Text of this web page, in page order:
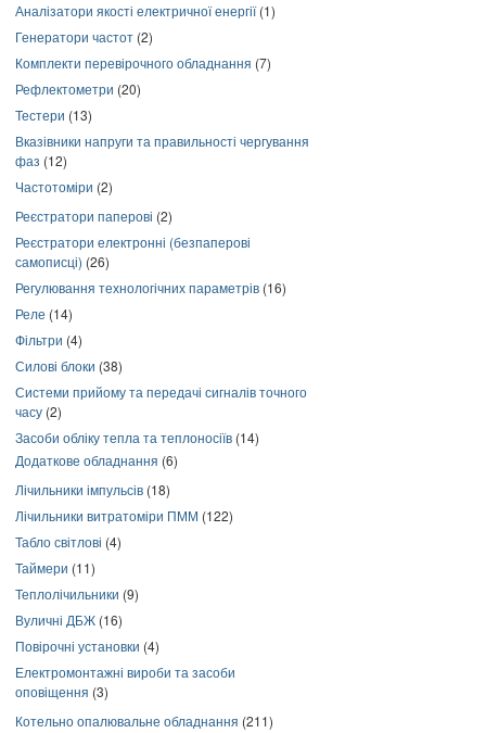
Аналізатори якості електричної енергії(1)
Генератори частот (2)
Комплекти перевірочного обладнання (7)
Рефлектометри (20)
Тестери (13)
Вказівники напруги та правильності чергування
фаз (12)
Частотоміри (2)
Реєстратори паперові (2)
Реєстратори електронні (безпаперові
самописці) (26)
Регулювання технологічних параметрів (16)
Реле (14)
Фільтри (4)
Силові блоки (38)
Системи прийому та передачі сигналів точного
часу (2)
Засоби обліку тепла та теплоносіїв (14)
Додаткове обладнання (6)
Лічильники імпульсів (18)
Лічильники витратоміри ПММ (122)
Табло світлові (4)
Таймери (11)
Теплолічильники (9)
Вуличні ДБЖ (16)
Повірочні установки (4)
Електромонтажні вироби та засоби
оповіщення (3)
Котельно опалювальне обладнання (211)